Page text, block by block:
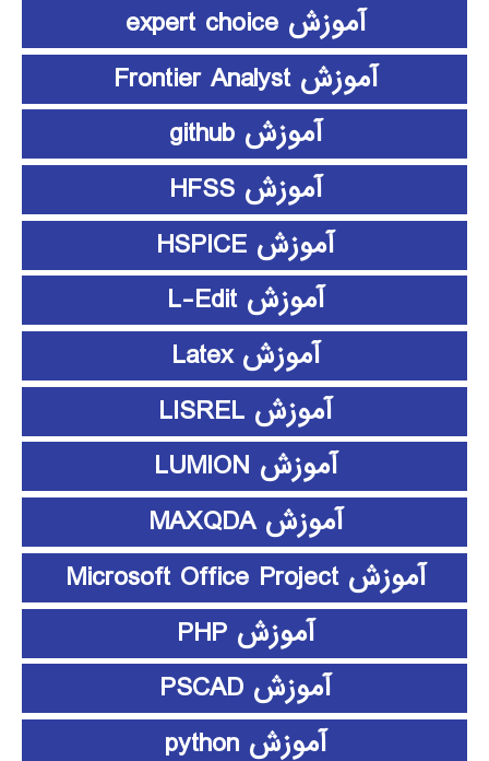
آموزش expert choice
آموزش Frontier Analyst
آموزش github
آموزش HFSS
آموزش HSPICE
آموزش L-Edit
آموزش Latex
آموزش LISREL
آموزش LUMION
آموزش MAXQDA
آموزش Microsoft Office Project
آموزش PHP
آموزش PSCAD
آموزش python